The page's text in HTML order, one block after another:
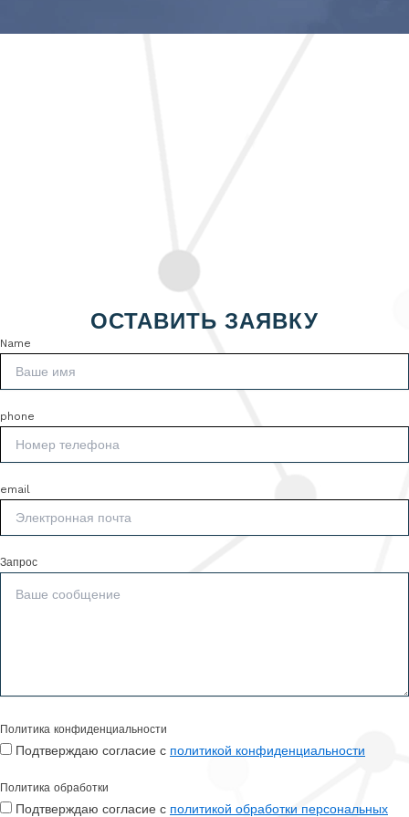
ОСТАВИТЬ ЗАЯВКУ
Name
phone
email
Запрос
Политика конфиденциальности
Подтверждаю согласие с политикой конфиденциальности
Политика обработки
Подтверждаю согласие с политикой обработки персональных